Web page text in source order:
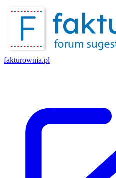
fakturownia.pl